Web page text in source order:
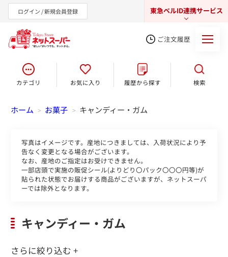
ログイン / 新規会員登録 東急ベルID連携サービス
東急オンラインショップ
ご注文履歴
カテゴリ お気に入り 履歴から探す 検索
ホーム > お菓子 > キャンディー・ガム
写真はイメージです。産地につきましては、入荷状況により予
告なく変更となる場合がございます。
なお、産地のご指定はお受けできません。
一部店頭で実施の販促シール(よりどり〇パック〇〇〇円等)が
貼られた状態でお届けする商品がございますが、ネットスーパ
ーでは除外となります。
キャンディー・ガム
さらに絞り込む +